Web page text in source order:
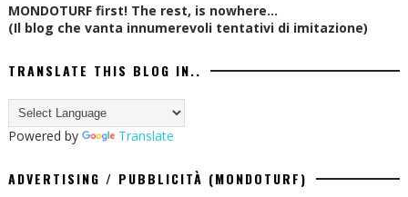
MONDOTURF first! The rest, is nowhere...
(Il blog che vanta innumerevoli tentativi di imitazione)
TRANSLATE THIS BLOG IN..
Powered by Translate
ADVERTISING / PUBBLICITÀ (MONDOTURF)